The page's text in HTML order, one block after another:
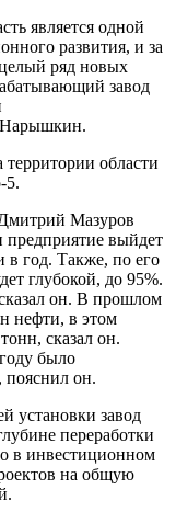
является одной
развития, и за
ряд новых
завод
Нарышкин.
области
5.
Дмитрий Мазуров
предприятие выйдет
в год. Также, по его
глубокой, до 95%.
он. В прошлом
нефти, в этом
сказал он.
было
пояснил он.
установки завод
переработки
в инвестиционном
на общую